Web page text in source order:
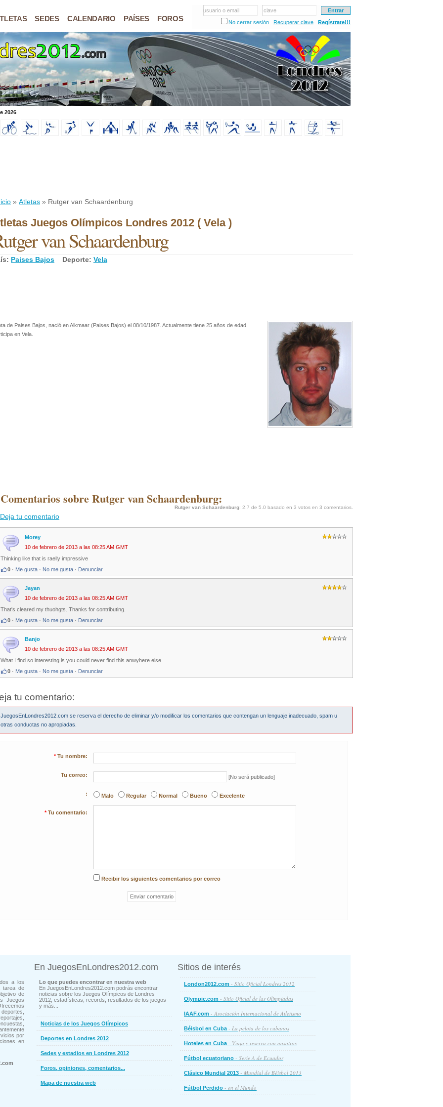
SEDES CALENDARIO PAÍSES FOROS
usuario o email
clave
No cerrar sesión
Recuperar clave Regístrate!!!
2026
» Atletas » Rutger van Schaardenburg
Juegos Olímpicos Londres 2012 ( Vela )
van Schaardenburg
Paises Bajos Deporte: Vela
de Paises Bajos, nació en Alkmaar (Paises Bajos) el 08/10/1987. Actualmente tiene 25 años de edad.
en Vela.
sobre Rutger van Schaardenburg:
Rutger van Schaardenburg: 2.7 de 5.0 basado en 3 votos en 3 comentarios.
Deja tu comentario
Morey
10 de febrero de 2013 a las 08:25 AM GMT
Thinking like that is raelly impressive
0 · Me gusta · No me gusta · Denunciar
Jayan
10 de febrero de 2013 a las 08:25 AM GMT
That's cleared my thuohgts. Thanks for contributing.
0 · Me gusta · No me gusta · Denunciar
Banjo
10 de febrero de 2013 a las 08:25 AM GMT
What I find so interesting is you could never find this anwyhere else.
0 · Me gusta · No me gusta · Denunciar
tu comentario:
JuegosEnLondres2012.com se reserva el derecho de eliminar y/o modificar los comentarios que contengan un lenguaje inadecuado, spam u
otras conductas no apropiadas.
* Tu nombre:
Tu correo: [No será publicado]
: Malo Regular Normal Bueno Excelente
* Tu comentario:
Recibir los siguientes comentarios por correo
a los
tarea de
de
Juegos
por
en
En JuegosEnLondres2012.com
Lo que puedes encontrar en nuestra web
En JuegosEnLondres2012.com podrás encontrar
noticias sobre los Juegos Olímpicos de Londres
2012, estadísticas, records, resultados de los juegos
y más...
Noticias de los Juegos Olímpicos
Deportes en Londres 2012
Sedes y estadios en Londres 2012
Foros, opiniones, comentarios...
Mapa de nuestra web
Sitios de interés
London2012.com - Sitio Oficial Londres 2012
Olympic.com - Sitio Oficial de las Olimpiadas
IAAF.com - Asociación Internacional de Atletismo
Béisbol en Cuba- La pelota de los cubanos
Hoteles en Cuba- Viaja y reserva con nosotros
Fútbol ecuatoriano - Serie A de Ecuador
Clásico Mundial 2013 - Mundial de Béisbol 2013
Fútbol Perdido - en el Mundo